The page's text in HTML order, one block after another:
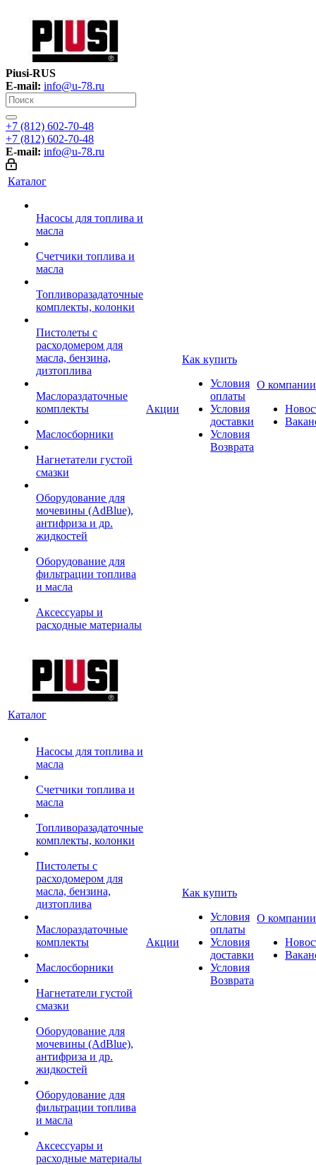
Piusi-RUS
E-mail: info@u-78.ru
+7 (812) 602-70-48
+7 (812) 602-70-48
E-mail: info@u-78.ru
Каталог
Насосы для топлива и
масла
Счетчики топлива и
масла
Топливоразадаточные
комплекты, колонки
Пистолеты с
расходомером для
масла, бензина,
дизтоплива
Маслораздаточные
комплекты
Маслосборники
Нагнетатели густой
смазки
Оборудование для
мочевины (AdBlue),
антифриза и др.
жидкостей
Оборудование для
фильтрации топлива
и масла
Аксессуары и
расходные материалы
Акции
Как купить
Условия
оплаты
Условия
доставки
Условия
Возврата
О компании
Каталог
Насосы для топлива и
масла
Счетчики топлива и
масла
Топливоразадаточные
комплекты, колонки
Пистолеты с
расходомером для
масла, бензина,
дизтоплива
Маслораздаточные
комплекты
Маслосборники
Нагнетатели густой
смазки
Оборудование для
мочевины (AdBlue),
антифриза и др.
жидкостей
Оборудование для
фильтрации топлива
и масла
Аксессуары и
расходные материалы
Акции
Как купить
Условия
оплаты
Условия
доставки
Условия
Возврата
О компании